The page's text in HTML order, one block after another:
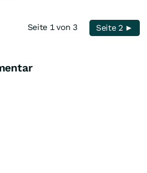
Seite 1 von 3 Seite 2 ►